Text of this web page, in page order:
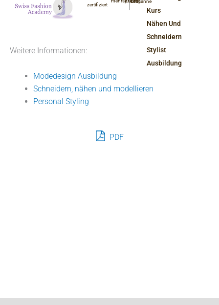
zertifiziert
Lausanne
Kurs
Nähen Und
Schneidern
Stylist
Ausbildung
Weitere Informationen:
Modedesign Ausbildung
Schneidern, nähen und modellieren
Personal Styling
PDF